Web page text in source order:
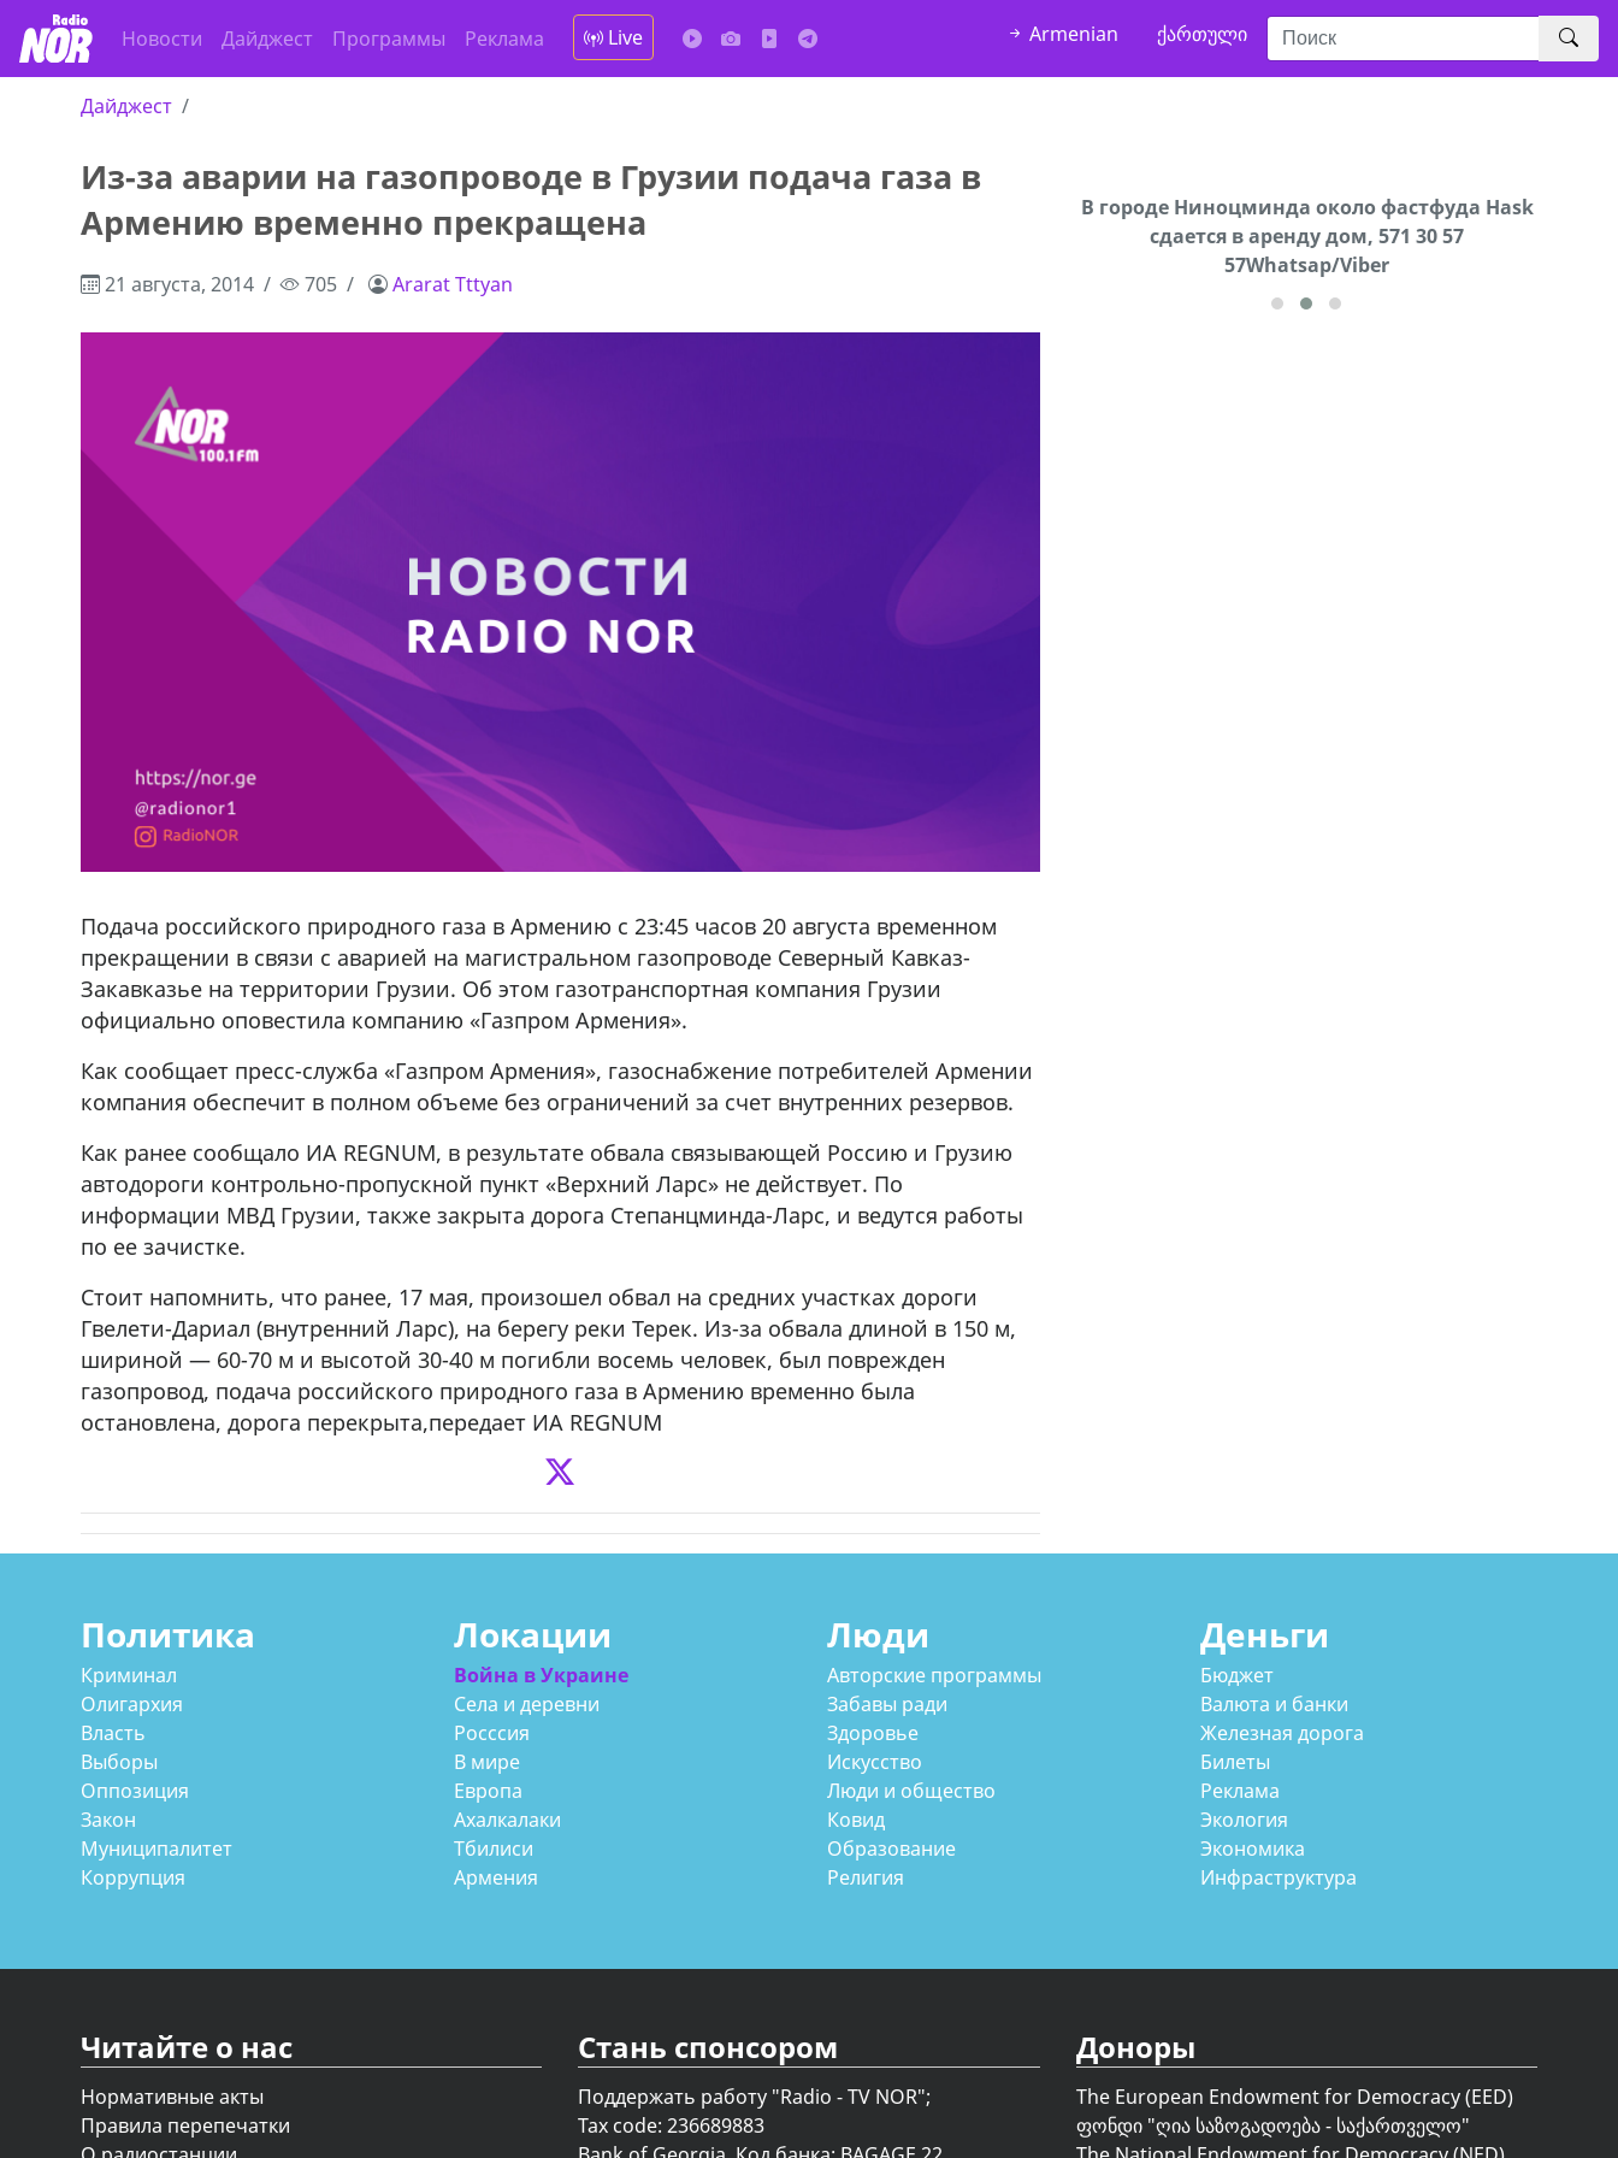
Новости Дайджест Программы Реклама Live Armenian ქართული
Дайджест
Из-за аварии на газопроводе в Грузии подача газа в
Армению временно прекращена
21 августа, 2014 705 Ararat Tttyan
Подача российского природного газа в Армению с 23:45 часов 20 августа временном
прекращении в связи с аварией на магистральном газопроводе Северный Кавказ-
Закавказье на территории Грузии. Об этом газотранспортная компания Грузии
официально оповестила компанию «Газпром Армения».
Как сообщает пресс-служба «Газпром Армения», газоснабжение потребителей Армении
компания обеспечит в полном объеме без ограничений за счет внутренних резервов.
Как ранее сообщало ИА REGNUM, в результате обвала связывающей Россию и Грузию
автодороги контрольно-пропускной пункт «Верхний Ларс» не действует. По
информации МВД Грузии, также закрыта дорога Степанцминда-Ларс, и ведутся работы
по ее зачистке.
Стоит напомнить, что ранее, 17 мая, произошел обвал на средних участках дороги
Гвелети-Дариал (внутренний Ларс), на берегу реки Терек. Из-за обвала длиной в 150 м,
шириной — 60-70 м и высотой 30-40 м погибли восемь человек, был поврежден
газопровод, подача российского природного газа в Армению временно была
остановлена, дорога перекрыта,передает ИА REGNUM
30 57
мешках, 500 22 47 42
В городе Ниноцминда около фастфуда Hask
cдается в аренду дом, 571 30 57
57Whatsap/Viber
Продается машина марки Prado,571 30 57
57Whatsap/Viber
Политика
Криминал
Олигархия
Власть
Выборы
Оппозиция
Закон
Муниципалитет
Коррупция
Локации
Война в Украине
Села и деревни
Росссия
В мире
Европа
Ахалкалаки
Тбилиси
Армения
Люди
Авторские программы
Забавы ради
Здоровье
Искусство
Люди и общество
Ковид
Образование
Религия
Деньги
Бюджет
Валюта и банки
Железная дорога
Билеты
Реклама
Экология
Экономика
Инфраструктура
Читайте о нас
Нормативные акты
Правила перепечатки
Стань спонсором
Поддержать работу "Radio - TV NOR";
Tax code: 236689883
Доноры
The European Endowment for Democracy (EED)
ფონდი "ღია საზოგადოება - საქართველო"